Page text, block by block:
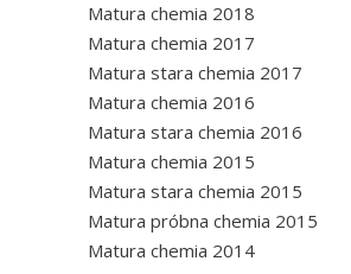
Matura chemia 2018
Matura chemia 2017
Matura stara chemia 2017
Matura chemia 2016
Matura stara chemia 2016
Matura chemia 2015
Matura stara chemia 2015
Matura próbna chemia 2015
Matura chemia 2014